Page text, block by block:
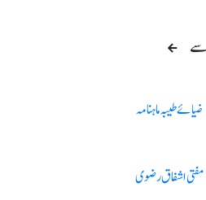
ضیائے طیبہ ماہنامہ
مفتی اشفاق رضوی